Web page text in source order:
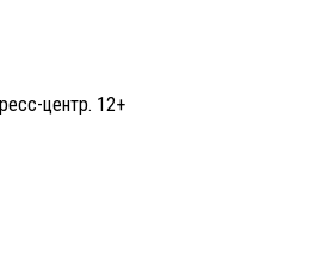
центр. 12+